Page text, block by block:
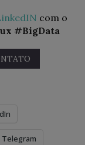
com o
#BigData
Telegram